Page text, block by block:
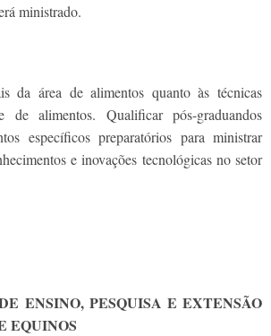
ministrado.
da área de alimentos quanto às técnicas
de alimentos. Qualificar pós-graduandos
específicos preparatórios para ministrar
e inovações tecnológicas no setor
ENSINO, PESQUISA E EXTENSÃO
EQUINOS